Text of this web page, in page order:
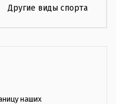
Другие виды спорта
наших